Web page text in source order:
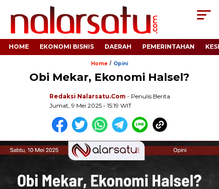
HOME EKONOMI BISNIS DAERAH PEMERINTAHAN
Home / Opini
Obi Mekar, Ekonomi Halsel?
Redaksi Nalarsatu.com - Penulis Berita
Jumat, 9 Mei 2025 - 15:19 WIT